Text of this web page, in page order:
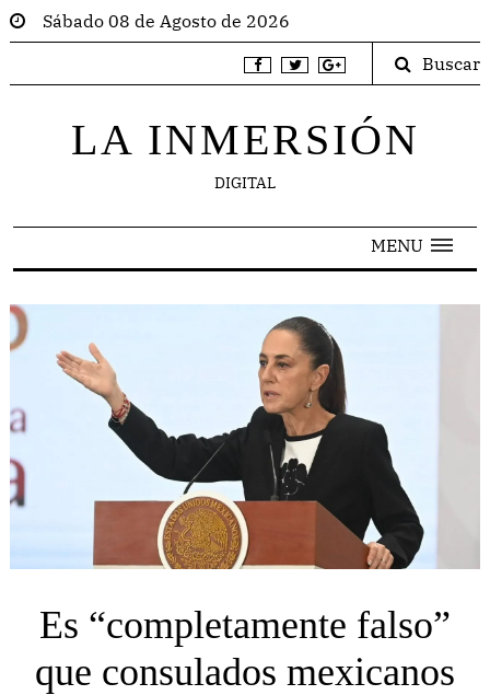
Sábado 08 de Agosto de 2026
Buscar
LA INMERSIÓN
DIGITAL
MENU
Es “completamente falso”
que consulados mexicanos